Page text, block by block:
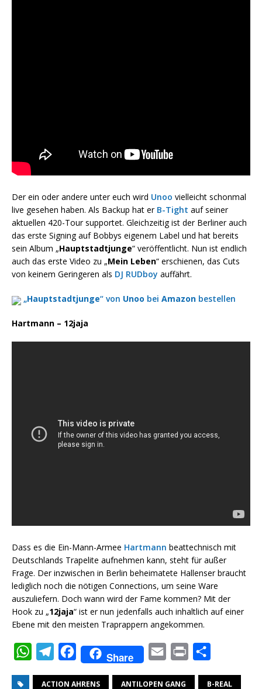
Der ein oder andere unter euch wird Unoo vielleicht schonmal
live gesehen haben. Als Backup hat er B-Tight auf seiner
aktuellen 420-Tour supportet. Gleichzeitig ist der Berliner auch
das erste Signing auf Bobbys eigenem Label und hat bereits
sein Album „Hauptstadtjunge“ veröffentlicht. Nun ist endlich
auch das erste Video zu „Mein Leben“ erschienen, das Cuts
von keinem Geringeren als DJ RUDboy auffährt.
„Hauptstadtjunge“ von Unoo bei Amazon bestellen
Hartmann – 12jaja
Dass es die Ein-Mann-Armee Hartmann beattechnisch mit
Deutschlands Trapelite aufnehmen kann, steht für außer
Frage. Der inzwischen in Berlin beheimatete Hallenser braucht
lediglich noch die nötigen Connections, um seine Ware
auszuliefern. Doch wann wird der Fame kommen? Mit der
Hook zu „12jaja“ ist er nun jedenfalls auch inhaltlich auf einer
Ebene mit den meisten Traprappern angekommen.
W
Share
ACTION AHRENS ANTILOPEN GANG B-REAL